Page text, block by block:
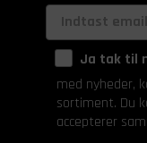
Ja tak til
med nyheder,
sortiment. Du
accepterer